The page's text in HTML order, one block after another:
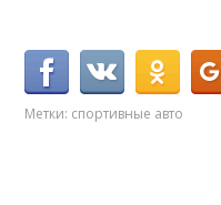
Метки: спортивные авто